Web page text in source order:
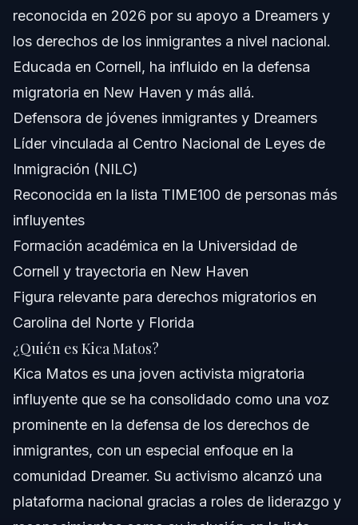
¿Quién es Kica Matos?
¿Dónde estudió Kica Matos?
¿Qué cargos ha ocupado Kica Matos?
¿Está casada Kica Matos?
2026?
Acerca de Vasquez Law Firm
Fuentes y Referencias
reconocida en 2026 por su apoyo a Dreamers y
los derechos de los inmigrantes a nivel nacional.
Educada en Cornell, ha influido en la defensa
migratoria en New Haven y más allá.
Defensora de jóvenes inmigrantes y Dreamers
Líder vinculada al Centro Nacional de Leyes de
Inmigración (NILC)
Reconocida en la lista TIME100 de personas más
influyentes
Formación académica en la Universidad de
Cornell y trayectoria en New Haven
Figura relevante para derechos migratorios en
Carolina del Norte y Florida
¿Quién es Kica Matos?
Kica Matos es una joven activista migratoria
influyente que se ha consolidado como una voz
prominente en la defensa de los derechos de
inmigrantes, con un especial enfoque en la
comunidad Dreamer. Su activismo alcanzó una
plataforma nacional gracias a roles de liderazgo y